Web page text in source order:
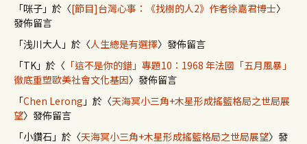
「咪子 」於〈[節目]台灣心事：《找樹的人2》作者徐嘉君博士〉
發佈留言
「浅川大人 」於〈人生總是有選擇〉發佈留言
「TK 」於〈 「這不是你的錯」專題10：1968 年法國「五月風暴」
徹底重塑歐美社會文化基因〉發佈留言
「Chen Lerong 」於〈天海冥小三角+木星形成搖籃格局之世局展
望〉發佈留言
「小鑽石 」於〈天海冥小三角+木星形成搖籃格局之世局展望〉發